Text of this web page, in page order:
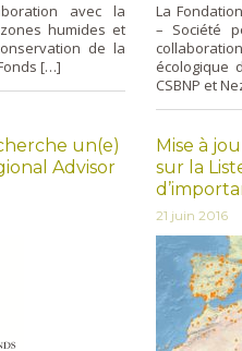
avec la
humides et
de la
[…]
La
– Société
écologique
CSBNP et
un(e)
Advisor
Mise à
sur la
21 juin 2016